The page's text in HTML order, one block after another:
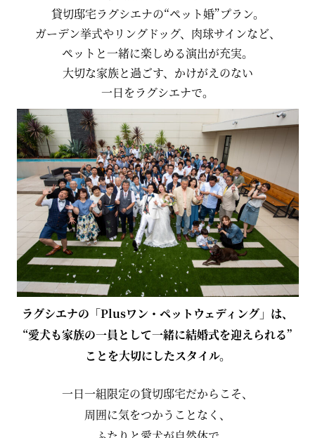
貸切邸宅ラグシエナの“ペット婚”プラン。
ガーデン挙式やリングドッグ、肉球サインなど、
ペットと一緒に楽しめる演出が充実。
大切な家族と過ごす、かけがえのない
一日をラグシエナで。
ラグシエナの「Plusワン・ペットウェディング」は、
“愛犬も家族の一員として一緒に結婚式を迎えられる”
ことを大切にしたスタイル。
一日一組限定の貸切邸宅だからこそ、
周囲に気をつかうことなく、